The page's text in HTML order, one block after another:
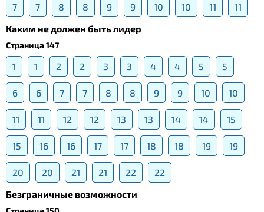
7 7 8 8 9 9 10 10 11
11
Каким не должен быть лидер
Страница 147
1 1 2 2 3 3 4 4 5 5
6 6 7 7 8 8 9 9 10 10
11 11 12 12 13 13 14 14 15
15 16 16 17 17 18 18 19 19
20 20 21 21 22
22
Безграничные возможности